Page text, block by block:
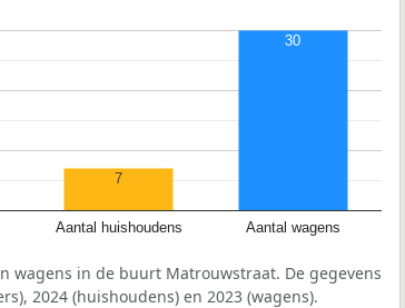
Aantal huishoudens Aantal wagens
7
30
wagens in de buurt Matrouwstraat. De gegevens
2024 (huishoudens) en 2023 (wagens).